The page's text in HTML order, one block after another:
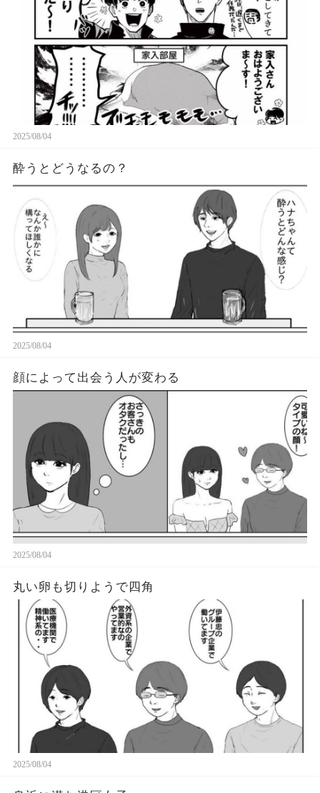
2025/08/04
酔うとどうなるの？
2025/08/04
顔によって出会う人が変わる
2025/08/04
丸い卵も切りようで四角
2025/08/04